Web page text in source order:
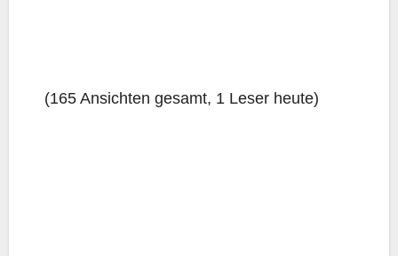
(165 Ansich­ten gesamt, 1 Leser heute)